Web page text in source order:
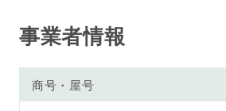
事業者情報
商号・屋号